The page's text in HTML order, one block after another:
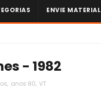
ENVIE MATERIAL
- 1982
, anos 80, VT